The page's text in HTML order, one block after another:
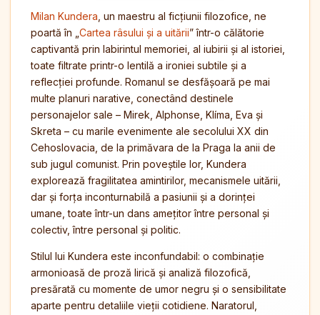
Milan Kundera , un maestru al ficțiunii filozofice, ne
poartă în „ Cartea râsului și a uitării” într-o călătorie
captivantă prin labirintul memoriei, al iubirii și al istoriei,
toate filtrate printr-o lentilă a ironiei subtile și a
reflecției profunde. Romanul se desfășoară pe mai
multe planuri narative, conectând destinele
personajelor sale – Mirek, Alphonse, Klíma, Eva și
Skreta – cu marile evenimente ale secolului XX din
Cehoslovacia, de la primăvara de la Praga la anii de
sub jugul comunist. Prin poveștile lor, Kundera
explorează fragilitatea amintirilor, mecanismele uitării,
dar și forța inconturnabilă a pasiunii și a dorinței
umane, toate într-un dans amețitor între personal și
colectiv, între personal și politic.
Stilul lui Kundera este inconfundabil: o combinație
armonioasă de proză lirică și analiză filozofică,
presărată cu momente de umor negru și o sensibilitate
aparte pentru detaliile vieții cotidiene. Naratorul,